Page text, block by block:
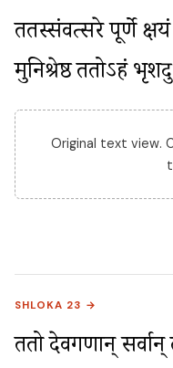
ततस्संवत्सरे पूर्णे
मुनिश्रेष्ठ ततोऽहं
Original text view.
SHLOKA 23 →
ततो देवगणान् सर्वान्